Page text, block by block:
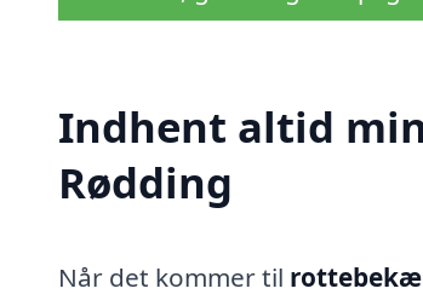
Indhent altid
Rødding
Når det kommer til